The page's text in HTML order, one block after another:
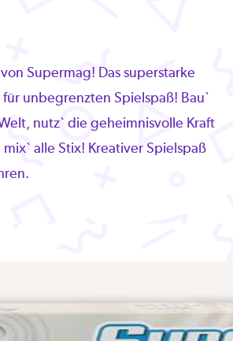
Supermag! Das superstarke
unbegrenzten Spielspaß! Bau`
nutz` die geheimnisvolle Kraft
alle Stix! Kreativer Spielspaß